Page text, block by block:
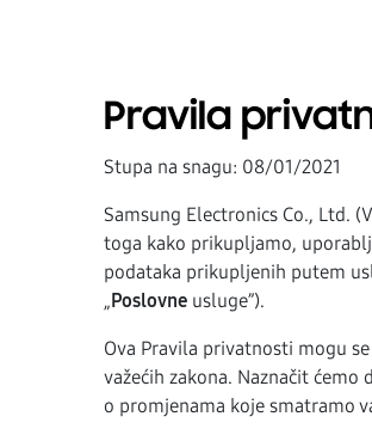
Pravila
Stupa na snagu: 08/01/2021
Samsung Electronics Co., Ltd.
toga kako prikupljamo,
podataka prikupljenih putem
„Poslovne usluge”).
Ova Pravila privatnosti mogu
važećih zakona. Naznačit
o promjenama koje smatramo